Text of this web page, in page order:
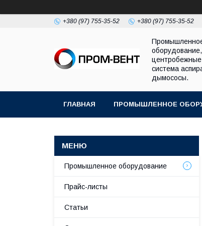
+380 (97) 755-35-52 +380 (97) 755-35-52
оборудование,
система
дымососы.
ГЛАВНАЯ ПРОМЫШЛЕННОЕ
Промышленное оборудование
Прайс-листы
Статьи